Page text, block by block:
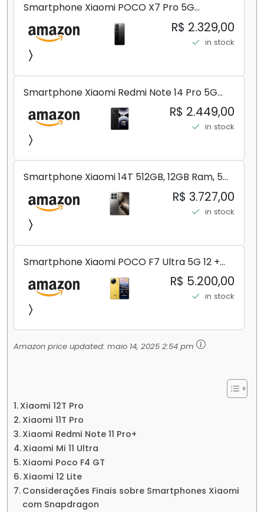
Smartphone Xiaomi POCO X7 Pro 5G
8+256GB/12+256GB/12+512GB
R$ 2.329,00
in stock
Smartphone Xiaomi Redmi Note 14 Pro 5G
Midnight Black (Preto) 12GB RAM 512GB ROM
NFC [ 24090RA29G ]
R$ 2.449,00
in stock
Smartphone Xiaomi 14T 512GB, 12GB Ram, 5G,
Leica, Cinza - no Brasil
R$ 3.727,00
in stock
Smartphone Xiaomi POCO F7 Ultra 5G 12 +
256GB/16+512GB Processador Snapdragon 8
Elite Top de Linha Chip VisionBoost D7 para
Jogos Pesados Tela Flow AMOLED 2K...
R$ 5.200,00
in stock
Amazon price updated: maio 14, 2025 2:54 pm
Xiaomi 12T Pro
Xiaomi 11T Pro
Xiaomi Redmi Note 11 Pro+
Xiaomi Mi 11 Ultra
Xiaomi Poco F4 GT
Xiaomi 12 Lite
Considerações Finais sobre Smartphones Xiaomi
com Snapdragon